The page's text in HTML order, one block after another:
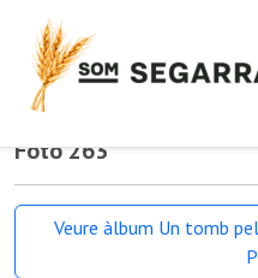
Foto 263
Veure àlbum Un tomb